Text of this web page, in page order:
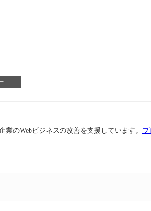
のWebビジネスの改善を支援しています。 プ